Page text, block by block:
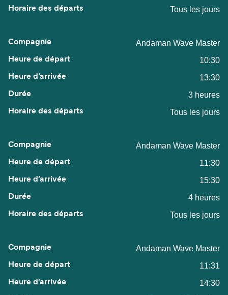
Tous les jours
Andaman Wave Master
10:30
13:30
3 heures
Tous les jours
Andaman Wave Master
11:30
15:30
4 heures
Tous les jours
Andaman Wave Master
11:31
14:30